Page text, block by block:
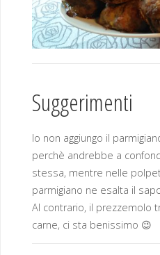
Suggerimenti
Io non aggiungo il
perchè andrebbe a
stessa, mentre nelle
parmigiano ne esalta il
Al contrario, il prezzemolo
carne, ci sta benissimo 😉